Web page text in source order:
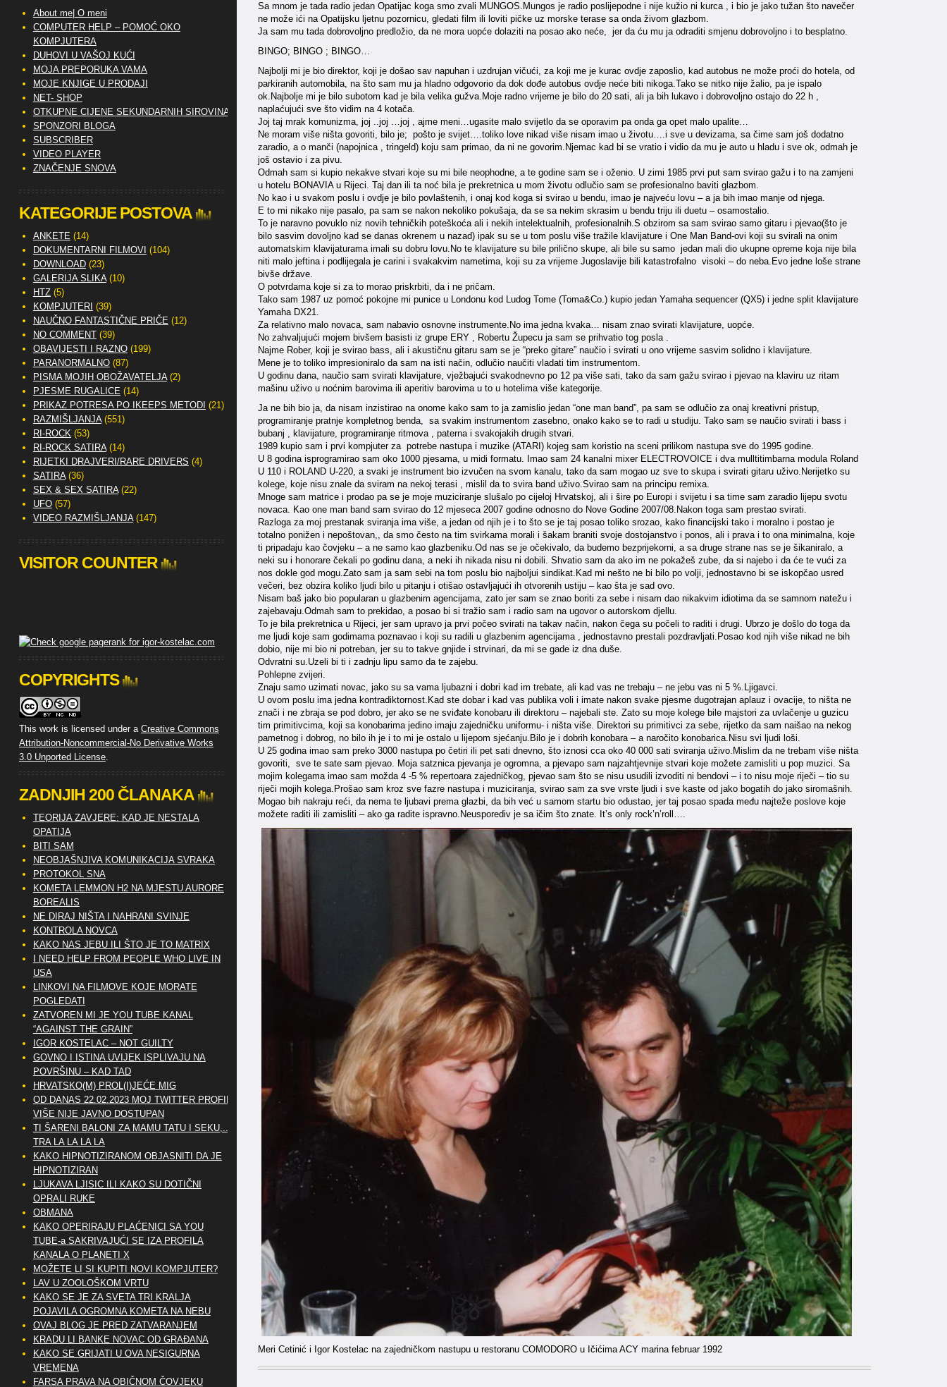
Sa mnom je tada radio jedan Opatijac koga smo zvali MUNGOS.Mungos je radio poslijepodne i nije kužio ni kurca , i bio je jako tužan što navečer
ne može ići na Opatijsku ljetnu pozornicu, gledati film ili loviti pičke uz morske terase sa onda živom glazbom.
Ja sam mu tada dobrovoljno predložio, da ne mora uopće dolaziti na posao ako neće, jer da ću mu ja odraditi smjenu dobrovoljno i to besplatno.
BINGO; BINGO ; BINGO…
Najbolji mi je bio direktor, koji je došao sav napuhan i uzdrujan vičući, za koji me je kurac ovdje zaposlio, kad autobus ne može proći do hotela, od
parkiranih automobila, na što sam mu ja hladno odgovorio da dok dođe autobus ovdje neće biti nikoga.Tako se nitko nije žalio, pa je ispalo
ok.Najbolje mi je bilo subotom kad je bila velika gužva.Moje radno vrijeme je bilo do 20 sati, ali ja bih lukavo i dobrovoljno ostajo do 22 h ,
naplaćujući sve što vidim na 4 kotača.
Joj taj mrak komunizma, joj ..joj …joj , ajme meni…ugasite malo svijetlo da se oporavim pa onda ga opet malo upalite…
Ne moram više ništa govoriti, bilo je; pošto je svijet….toliko love nikad više nisam imao u životu….i sve u devizama, sa čime sam još dodatno
zaradio, a o manči (napojnica , tringeld) koju sam primao, da ni ne govorim.Njemac kad bi se vratio i vidio da mu je auto u hladu i sve ok, odmah je
još ostavio i za pivu.
Odmah sam si kupio nekakve stvari koje su mi bile neophodne, a te godine sam se i oženio. U zimi 1985 prvi put sam svirao gažu i to na zamjeni
u hotelu BONAVIA u Rijeci. Taj dan ili ta noć bila je prekretnica u mom životu odlučio sam se profesionalno baviti glazbom.
No kao i u svakom poslu i ovdje je bilo povlaštenih, i onaj kod koga si svirao u bendu, imao je najveću lovu – a ja bih imao manje od njega.
E to mi nikako nije pasalo, pa sam se nakon nekoliko pokušaja, da se sa nekim skrasim u bendu triju ili duetu – osamostalio.
To je naravno povuklo niz novih tehničkih poteškoća ali i nekih intelektualnih, profesionalnih.S obzirom sa sam svirao samo gitaru i pjevao(što je
bilo sasvim dovoljno kad se danas okrenem u nazad) ipak su se u tom poslu više tražile klavijature i One Man Band-ovi koji su svirali na onim
automatskim klavijaturama imali su dobru lovu.No te klavijature su bile prilično skupe, ali bile su samo jedan mali dio ukupne opreme koja nije bila
niti malo jeftina i podlijegala je carini i svakakvim nametima, koji su za vrijeme Jugoslavije bili katastrofalno visoki – do neba.Evo jedne loše strane
bivše države.
O potvrdama koje si za to morao priskrbiti, da i ne pričam.
Tako sam 1987 uz pomoć pokojne mi punice u Londonu kod Ludog Tome (Toma&Co.) kupio jedan Yamaha sequencer (QX5) i jedne split klavijature
Yamaha DX21.
Za relativno malo novaca, sam nabavio osnovne instrumente.No ima jedna kvaka… nisam znao svirati klavijature, uopće.
No zahvaljujući mojem bivšem basisti iz grupe ERY , Robertu Župecu ja sam se prihvatio tog posla .
Najme Rober, koji je svirao bass, ali i akustičnu gitaru sam se je “preko gitare” naučio i svirati u ono vrijeme sasvim solidno i klavijature.
Mene je to toliko impresioniralo da sam na isti način, odlučio naučiti vladati tim instrumentom.
U godinu dana, naučio sam svirati klavijature, vježbajući svakodnevno po 12 pa više sati, tako da sam gažu svirao i pjevao na klaviru uz ritam
mašinu uživo u noćnim barovima ili aperitiv barovima u to u hotelima više kategorije.
Ja ne bih bio ja, da nisam inzistirao na onome kako sam to ja zamislio jedan “one man band”, pa sam se odlučio za onaj kreativni pristup,
programiranje pratnje kompletnog benda, sa svakim instrumentom zasebno, onako kako se to radi u studiju. Tako sam se naučio svirati i bass i
bubanj , klavijature, programiranje ritmova , paterna i svakojakih drugih stvari.
1989 kupio sam i prvi kompjuter za potrebe nastupa i muzike (ATARI) kojeg sam koristio na sceni prilikom nastupa sve do 1995 godine.
U 8 godina isprogramirao sam oko 1000 pjesama, u midi formatu. Imao sam 24 kanalni mixer ELECTROVOICE i dva mulltitimbarna modula Roland
U 110 i ROLAND U-220, a svaki je instrument bio izvučen na svom kanalu, tako da sam mogao uz sve to skupa i svirati gitaru uživo.Nerijetko su
kolege, koje nisu znale da sviram na nekoj terasi , mislil da to svira band uživo.Svirao sam na principu remixa.
Mnoge sam matrice i prodao pa se je moje muziciranje slušalo po cijeloj Hrvatskoj, ali i šire po Europi i svijetu i sa time sam zaradio lijepu svotu
novaca. Kao one man band sam svirao do 12 mjeseca 2007 godine odnosno do Nove Godine 2007/08.Nakon toga sam prestao svirati.
Razloga za moj prestanak sviranja ima više, a jedan od njih je i to što se je taj posao toliko srozao, kako financijski tako i moralno i postao je
totalno ponižen i nepoštovan,, da smo često na tim svirkama morali i šakam braniti svoje dostojanstvo i ponos, ali i prava i to ona minimalna, koje
ti pripadaju kao čovjeku – a ne samo kao glazbeniku.Od nas se je očekivalo, da budemo bezprijekorni, a sa druge strane nas se je šikaniralo, a
neki su i honorare čekali po godinu dana, a neki ih nikada nisu ni dobili. Shvatio sam da ako im ne pokažeš zube, da si najebo i da će te vući za
nos dokle god mogu.Zato sam ja sam sebi na tom poslu bio najboljui sindikat.Kad mi nešto ne bi bilo po volji, jednostavno bi se iskopčao usred
večeri, bez obzira koliko ljudi bilo u pitanju i otišao ostavljajući ih otvorenih ustiju – kao šta je sad ovo.
Nisam baš jako bio popularan u glazbenim agencijama, zato jer sam se znao boriti za sebe i nisam dao nikakvim idiotima da se samnom natežu i
zajebavaju.Odmah sam to prekidao, a posao bi si tražio sam i radio sam na ugovor o autorskom djellu.
To je bila prekretnica u Rijeci, jer sam upravo ja prvi počeo svirati na takav način, nakon čega su počeli to raditi i drugi. Ubrzo je došlo do toga da
me ljudi koje sam godimama poznavao i koji su radili u glazbenim agencijama , jednostavno prestali pozdravljati.Posao kod njih više nikad ne bih
dobio, nije mi bio ni potreban, jer su to takve gnjide i strvinari, da mi se gade iz dna duše.
Odvratni su.Uzeli bi ti i zadnju lipu samo da te zajebu.
Pohlepne zvijeri.
Znaju samo uzimati novac, jako su sa vama ljubazni i dobri kad im trebate, ali kad vas ne trebaju – ne jebu vas ni 5 %.Ljigavci.
U ovom poslu ima jedna kontradiktornost.Kad ste dobar i kad vas publika voli i imate nakon svake pjesme dugotrajan aplauz i ovacije, to ništa ne
znači i ne zbraja se pod dobro, jer ako se ne sviđate konobaru ili direktoru – najebali ste. Zato su moje kolege bile majstori za uvlačenje u guzicu
tim primitivcima, koji sa konobarima jedino imaju zajedničku uniformu- i ništa više. Direktori su primitivci za sebe, rijetko da sam naišao na nekog
pametnog i dobrog, no bilo ih je i to mi je ostalo u lijepom sjećanju.Bilo je i dobrih konobara – a naročito konobarica.Nisu svi ljudi loši.
U 25 godina imao sam preko 3000 nastupa po četiri ili pet sati dnevno, što iznosi cca oko 40 000 sati sviranja uživo.Mislim da ne trebam više ništa
govoriti, sve te sate sam pjevao. Moja satznica pjevanja je ogromna, a pjevapo sam najzahtjevnije stvari koje možete zamisliti u pop muzici. Sa
mojim kolegama imao sam možda 4 -5 % repertoara zajedničkog, pjevao sam što se nisu usudili izvoditi ni bendovi – i to nisu moje riječi – tio su
riječi mojih kolega.Prošao sam kroz sve fazre nastupa i muziciranja, svirao sam za sve vrste ljudi i sve kaste od jako bogatih do jako siromašnih.
Mogao bih nakraju reći, da nema te ljubavi prema glazbi, da bih već u samom startu bio odustao, jer taj posao spada među najteže poslove koje
možete raditi ili zamisliti – ako ga radite ispravno.Neusporediv je sa ičim što znate. It’s only rock’n’roll….
Meri Cetinić i Igor Kostelac na zajedničkom nastupu u restoranu COMODORO u Ičićima ACY marina februar 1992
About me| O meni
COMPUTER HELP – POMOĆ OKO
KOMPJUTERA
DUHOVI U VAŠOJ KUĆI
MOJA PREPORUKA VAMA
MOJE KNJIGE U PRODAJI
NET- SHOP
OTKUPNE CIJENE SEKUNDARNIH SIROVINA
SPONZORI BLOGA
SUBSCRIBER
VIDEO PLAYER
ZNAČENJE SNOVA
KATEGORIJE POSTOVA
ANKETE (14)
DOKUMENTARNI FILMOVI (104)
DOWNLOAD(23)
GALERIJA SLIKA(10)
HTZ(5)
KOMPJUTERI (39)
NAUČNO FANTASTIČNE PRIČE (12)
NO COMMENT(39)
OBAVIJESTI I RAZNO(199)
PARANORMALNO(87)
PISMA MOJIH OBOŽAVATELJA(2)
PJESME RUGALICE (14)
PRIKAZ POTRESA PO IKEEPS METODI (21)
RAZMIŠLJANJA(551)
RI-ROCK(53)
RI-ROCK SATIRA(14)
RIJETKI DRAJVERI/RARE DRIVERS (4)
SATIRA(36)
SEX & SEX SATIRA(22)
UFO(57)
VIDEO RAZMIŠLJANJA(147)
VISITOR COUNTER
COPYRIGHTS
This work is licensed under a Creative Commons
Attribution-Noncommercial-No Derivative Works
3.0 Unported License.
ZADNJIH 200 ČLANAKA
TEORIJA ZAVJERE: KAD JE NESTALA
OPATIJA
BITI SAM
NEOBJAŠNJIVA KOMUNIKACIJA SVRAKA
PROTOKOL SNA
KOMETA LEMMON H2 NA MJESTU AURORE
BOREALIS
NE DIRAJ NIŠTA I NAHRANI SVINJE
KONTROLA NOVCA
KAKO NAS JEBU ILI ŠTO JE TO MATRIX
I NEED HELP FROM PEOPLE WHO LIVE IN
USA
LINKOVI NA FILMOVE KOJE MORATE
POGLEDATI
ZATVOREN MI JE YOU TUBE KANAL
“AGAINST THE GRAIN”
IGOR KOSTELAC – NOT GUILTY
GOVNO I ISTINA UVIJEK ISPLIVAJU NA
POVRŠINU – KAD TAD
HRVATSKO(M) PROL(I)JEĆE MIG
OD DANAS 22.02.2023 MOJ TWITTER PROFIL
VIŠE NIJE JAVNO DOSTUPAN
TI ŠARENI BALONI ZA MAMU TATU I SEKU,..
TRA LA LA LA LA
KAKO HIPNOTIZIRANOM OBJASNITI DA JE
HIPNOTIZIRAN
LJUKAVA LJISIC ILI KAKO SU DOTIČNI
OPRALI RUKE
OBMANA
KAKO OPERIRAJU PLAĆENICI SA YOU
TUBE-a SAKRIVAJUĆI SE IZA PROFILA
KANALA O PLANETI X
MOŽETE LI SI KUPITI NOVI KOMPJUTER?
LAV U ZOOLOŠKOM VRTU
KAKO SE JE ZA SVETA TRI KRALJA
POJAVILA OGROMNA KOMETA NA NEBU
OVAJ BLOG JE PRED ZATVARANJEM
KRADU LI BANKE NOVAC OD GRAĐANA
KAKO SE GRIJATI U OVA NESIGURNA
VREMENA
FARSA PRAVA NA OBIČNOM ČOVJEKU